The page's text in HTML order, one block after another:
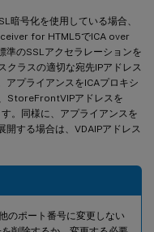
号化を使用している場合、
for HTML5でICA over
準のSSLアクセラレーションを
クラスの適切な宛先IPアドレス
アプライアンスをICAプロキシ
StoreFrontVIPアドレスを
。同様に、アプライアンスを
開する場合は、VDAIPアドレス
のポート番号に変更しない